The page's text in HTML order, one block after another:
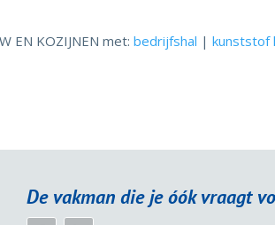
EN KOZIJNEN met:bedrijfshal |kunststof
De vakman die je óók vraagt